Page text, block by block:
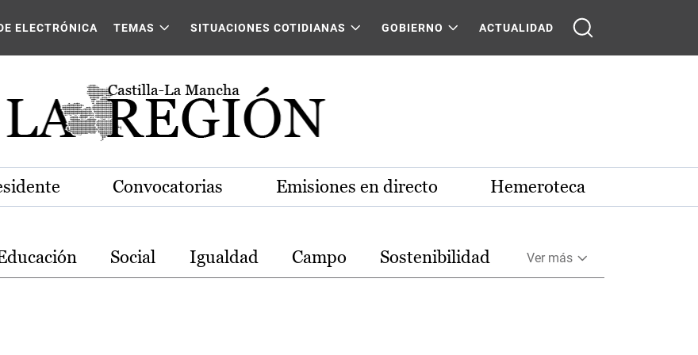
La Mancha
ELECTRÓNICA TEMAS SITUACIONES COTIDIANAS GOBIERNO ACTUALIDAD
Convocatorias Emisiones en directo Hemeroteca
Social Igualdad Campo Sostenibilidad Ver más